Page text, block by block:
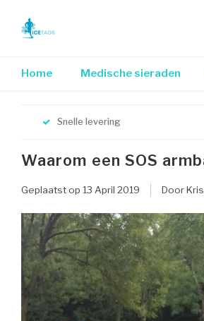
Home Medische sieraden
Snelle levering
Waarom een SOS
Geplaatst op 13 April 2019 Door